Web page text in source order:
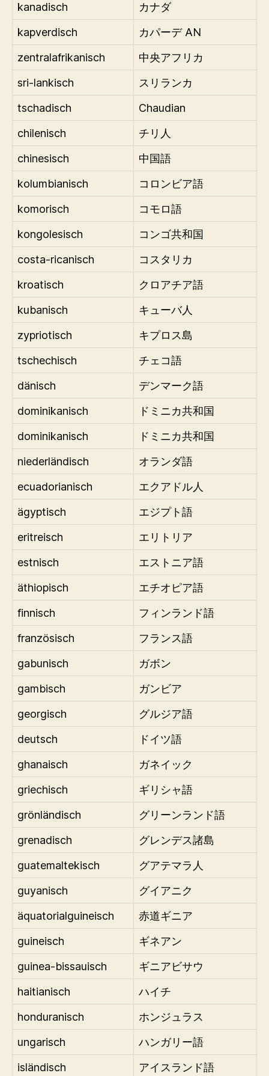
kanadisch
カナダ
kapverdisch
カパーデ AN
zentralafrikanisch
中央アフリカ
sri-lankisch
スリランカ
tschadisch
Chaudian
chilenisch
チリ人
chinesisch
中国語
kolumbianisch
コロンビア語
komorisch
コモロ語
kongolesisch
コンゴ共和国
costa-ricanisch
コスタリカ
kroatisch
クロアチア語
kubanisch
キューバ人
zypriotisch
キプロス島
tschechisch
チェコ語
dänisch
デンマーク語
dominikanisch
ドミニカ共和国
dominikanisch
ドミニカ共和国
niederländisch
オランダ語
ecuadorianisch
エクアドル人
ägyptisch
エジプト語
eritreisch
エリトリア
estnisch
エストニア語
äthiopisch
エチオピア語
finnisch
フィンランド語
französisch
フランス語
gabunisch
ガボン
gambisch
ガンビア
georgisch
グルジア語
deutsch
ドイツ語
ghanaisch
ガネイック
griechisch
ギリシャ語
grönländisch
グリーンランド語
grenadisch
グレンデス諸島
guatemaltekisch
グアテマラ人
guyanisch
グイアニク
äquatorialguineisch
赤道ギニア
guineisch
ギネアン
guinea-bissauisch
ギニアビサウ
haitianisch
ハイチ
honduranisch
ホンジュラス
ungarisch
ハンガリー語
isländisch
アイスランド語